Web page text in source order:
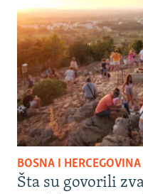
BOSNA I HERCEGOVINA
Šta su govorili